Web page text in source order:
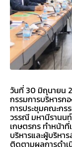
วันที่ 30 มิถุนายน
กรรมการบริหารก
การประชุมคณะกร
วรรณี มหานีรานน
เกษตรกร ทำหน้า
บริหารและผู้บริหา
ติดตามผลการดำเ